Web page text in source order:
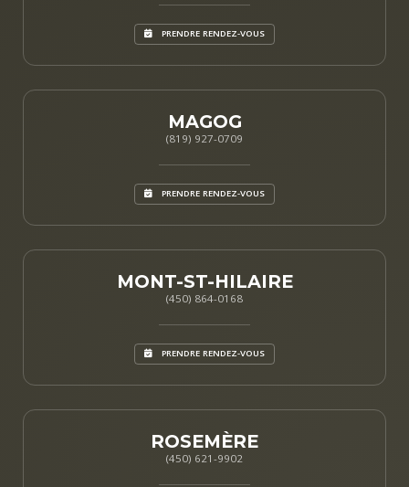
PRENDRE RENDEZ-VOUS
MAGOG
(819) 927-0709
PRENDRE RENDEZ-VOUS
MONT-ST-HILAIRE
(450) 864-0168
PRENDRE RENDEZ-VOUS
ROSEMÈRE
(450) 621-9902